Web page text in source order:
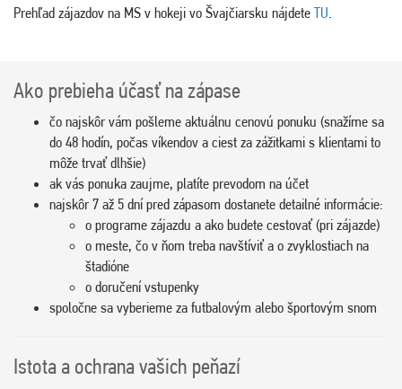
Prehľad zájazdov na MS v hokeji vo Švajčiarsku nájdete TU
Ako prebieha účasť na zápase
čo najskôr vám pošleme aktuálnu cenovú ponuku (snažíme sa
do 48 hodín, počas víkendov a ciest za zážitkami s klientami to
môže trvať dlhšie)
ak vás ponuka zaujme, platíte prevodom na účet
najskôr 7 až 5 dní pred zápasom dostanete detailné informácie:
o programe zájazdu a ako budete cestovať (pri zájazde)
o meste, čo v ňom treba navštíviť a o zvyklostiach na
štadióne
o doručení vstupenky
spoločne sa vyberieme za futbalovým alebo športovým snom
Istota a ochrana vašich peňazí